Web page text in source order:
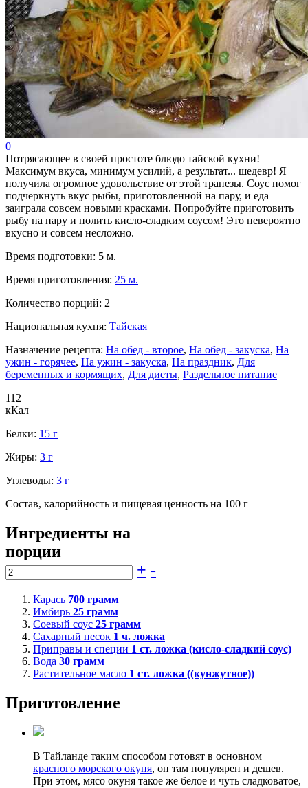
0
Потрясающее в своей простоте блюдо тайской кухни!
Максимум вкуса, минимум усилий, а результат... шедевр! Я
получила огромное удовольствие от этой трапезы. Соус помог
подчеркнуть вкус рыбы, приготовленной на пару, и еда
заиграла совсем новыми красками. Попробуйте приготовить
рыбу на пару и полить кисло-сладким соусом! Это невероятно
вкусно и совсем несложно.
Время подготовки: 5 м.
Время приготовления: 25 м.
Количество порций: 2
Национальная кухня: Тайская
Назначение рецепта: На обед - второе, На обед - закуска, На
ужин - горячее, На ужин - закуска, На праздник, Для
беременных и кормящих, Для диеты, Раздельное питание
112
кКал
Белки: 15 г
Жиры: 3 г
Углеводы: 3 г
Состав, калорийность и пищевая ценность на 100 г
Ингредиенты на
порции
+ -
Карась 700 грамм
Имбирь 25 грамм
Соевый соус 25 грамм
Сахарный песок 1 ч. ложка
Приправы и специи 1 ст. ложка (кисло-сладкий соус)
Вода 30 грамм
Растительное масло 1 ст. ложка ((кунжутное))
Приготовление
В Тайланде таким способом готовят в основном
красного морского окуня, он там популярен и дешев.
При этом, мясо окуня такое же белое и чуть сладковатое,